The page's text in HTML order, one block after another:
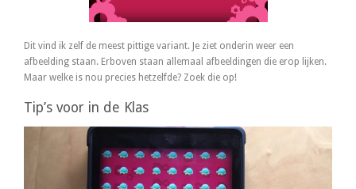
Dit vind ik zelf de meest pittige variant. Je ziet onderin weer een
afbeelding staan. Erboven staan allemaal afbeeldingen die erop lijken.
Maar welke is nou precies hetzelfde? Zoek die op!
Tip’s voor in de Klas